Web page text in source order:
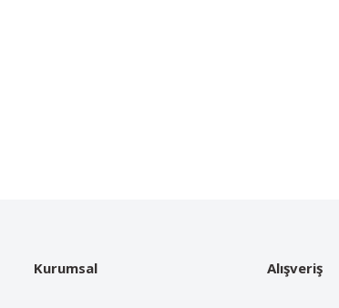
Kurumsal Alışveriş